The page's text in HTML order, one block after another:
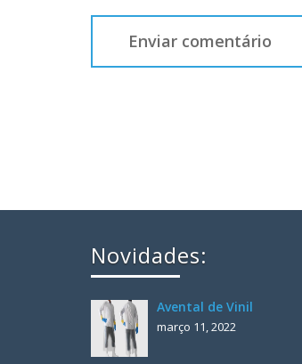
Novidades:
Avental de Vinil
março 11, 2022